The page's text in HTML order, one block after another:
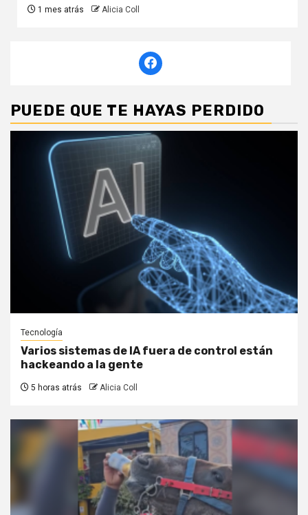
1 mes atrás Alicia Coll
PUEDE QUE TE HAYAS PERDIDO
Tecnología
Varios sistemas de IA fuera de control están
hackeando a la gente
5 horas atrás Alicia Coll